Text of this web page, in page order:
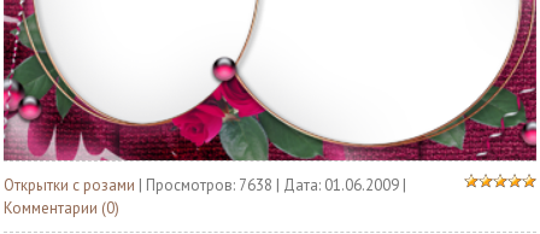
Открытки с розами | Просмотров: 7638 | Дата: 01.06.2009 |
Комментарии (0)